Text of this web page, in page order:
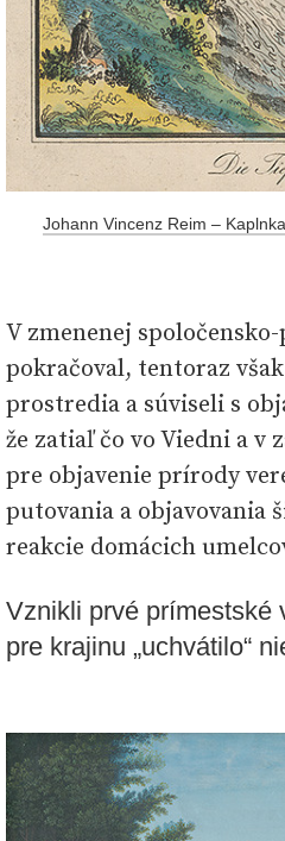
Johann Vincenz Reim –
V zmenenej
pokračoval, tentoraz
prostredia a súviseli s
že zatiaľ čo vo Viedni a
pre objavenie prírody
putovania a objavovania
reakcie domácich
Vznikli prvé prímestské
pre krajinu „uchvátilo“